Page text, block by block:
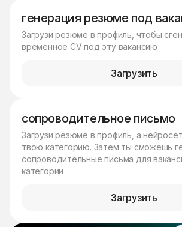
генерация резюме под
Загрузи резюме в профиль, чтобы
временное CV под эту вакансию
Загрузить
сопроводительное письмо
Загрузи резюме в профиль, а
твою категорию. Затем ты сможешь
сопроводительные письма для
категории
Загрузить